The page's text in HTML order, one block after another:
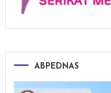
ABPEDNAS